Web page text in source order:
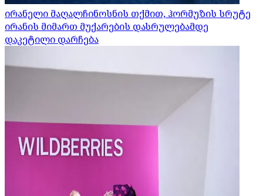
ირანელი მაღალჩინოსნის თქმით, ჰორმუზის სრუტე
ირანის მიმართ მუქარების დასრულებამდე
დაკეტილი დარჩება